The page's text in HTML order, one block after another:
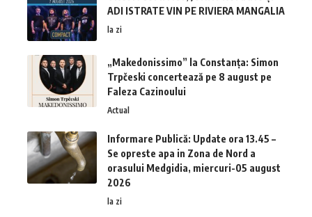
ADI ISTRATE VIN PE RIVIERA MANGALIA
la zi
„Makedonissimo” la Constanța: Simon
Trpčeski concertează pe 8 august pe
Faleza Cazinoului
Actual
Informare Publică: Update ora 13.45 –
Se opreste apa in Zona de Nord a
orasului Medgidia, miercuri-05 august
2026
la zi